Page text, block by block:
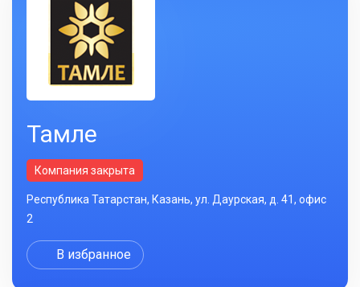
Тамле
Компания закрыта
Республика Татарстан, Казань, ул. Даурская, д. 41, офис
2
В избранное